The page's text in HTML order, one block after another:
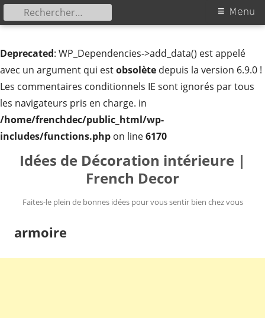
Deprecated: WP_Dependencies->add_data() est appelé
avec un argument qui estobsolète depuis la version 6.9.0 !
Les commentaires conditionnels IE sont ignorés par tous
les navigateurs pris en charge. in
/home/frenchdec/public_html/wp-
includes/functions.php on line6170
Idées de Décoration intérieure |
French Decor
Faites-le plein de bonnes idées pour vous sentir bien chez vous
Menu
Menu
Rechercher :
armoire